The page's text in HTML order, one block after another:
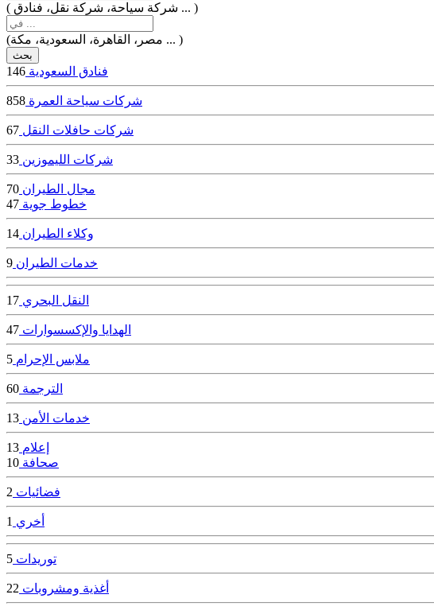
( شركة سياحة، شركة نقل، فنادق ... )
(مصر، القاهرة، السعودية، مكة ... )
فنادق السعودية 146
شركات سياحة العمرة 858
شركات حافلات النقل 67
شركات الليموزين 33
مجال الطيران 70
خطوط جوية 47
وكلاء الطيران 14
خدمات الطيران 9
النقل البحري 17
الهدايا والإكسسوارات 47
ملابس الإحرام 5
الترجمة 60
خدمات الأمن 13
إعلام 13
صحافة 10
فضائيات 2
أخري 1
توريدات 5
أغذية ومشروبات 22